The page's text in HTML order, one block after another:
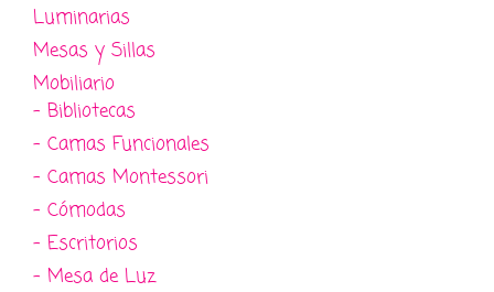
Luminarias
Mesas y Sillas
Mobiliario
- Bibliotecas
- Camas Funcionales
- Camas Montessori
- Cómodas
- Escritorios
- Mesa de Luz